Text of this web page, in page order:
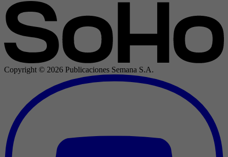
Copyright © 2026 Publicaciones Semana S.A.